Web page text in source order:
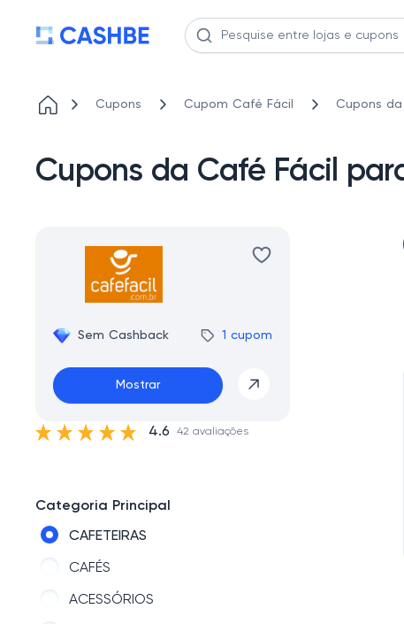
Cupons Cupom Café Fácil Cupons da
Cupons da Café Fácil para
Sem Cashback 1 cupom
Mostrar
4.6 42 avaliações
Categoria Principal
CAFETEIRAS
CAFÉS
ACESSÓRIOS